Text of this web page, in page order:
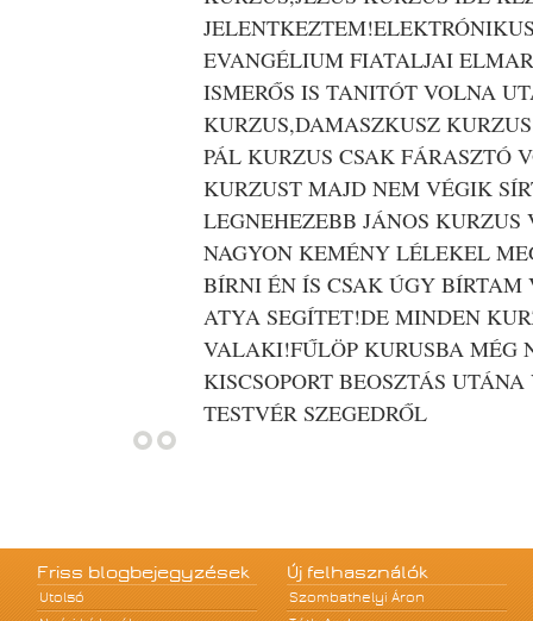
EVANGÉLIUM FIATALJAI
ISMERŐS IS TANITÓT VOLNA
KURZUS,DAMASZKUSZ
PÁL KURZUS CSAK FÁRASZTÓ
KURZUST MAJD NEM VÉGIK
LEGNEHEZEBB JÁNOS KURZUS
NAGYON KEMÉNY LÉLEKEL
BÍRNI ÉN ÍS CSAK ÚGY
ATYA SEGÍTET!DE MINDEN
VALAKI!FŰLÖP KURUSBA MÉG
KISCSOPORT BEOSZTÁS
TESTVÉR SZEGEDRŐL
Friss blogbejegyzések
Utolsó
Új felhasználók
Szombathelyi Áron